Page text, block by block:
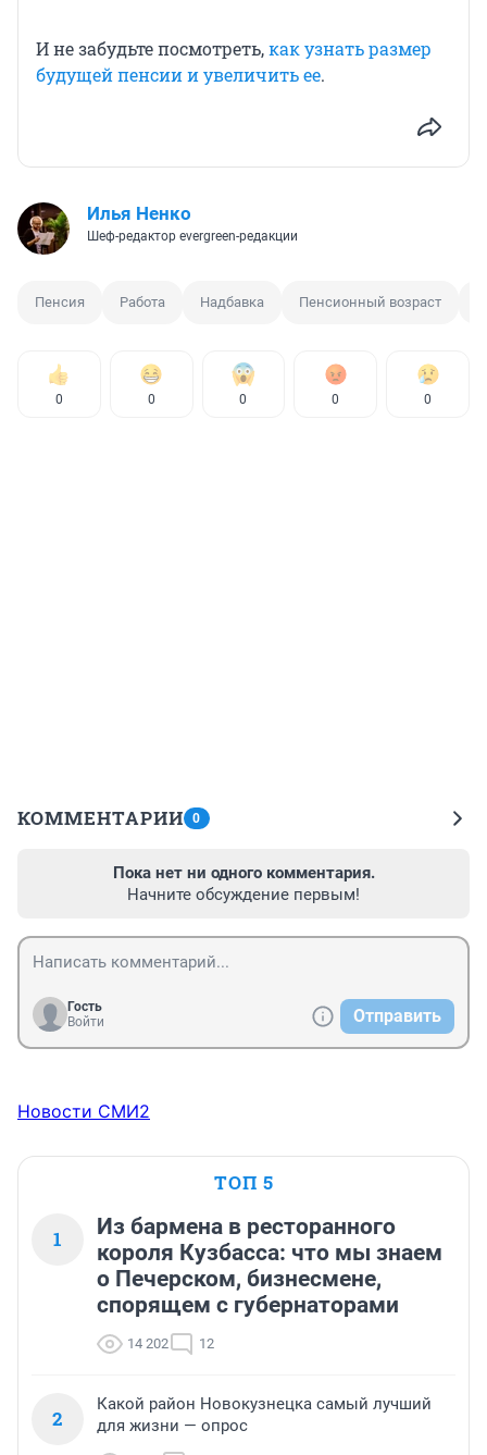
И не забудьте посмотреть,как узнать размер
будущей пенсии и увеличить ее.
Илья Ненко
Шеф-редактор evergreen-редакции
Пенсия Работа Надбавка Пенсионный возраст
0 0 0 0 0
КОММЕНТАРИИ 0
Пока нет ни одного комментария.
Начните обсуждение первым!
Гость
Войти
Отправить
Новости СМИ2
ТОП 5
1
Из бармена в ресторанного
короля Кузбасса: что мы знаем
о Печерском, бизнесмене,
спорящем с губернаторами
14 202 12
2
Какой район Новокузнецка самый лучший
для жизни — опрос